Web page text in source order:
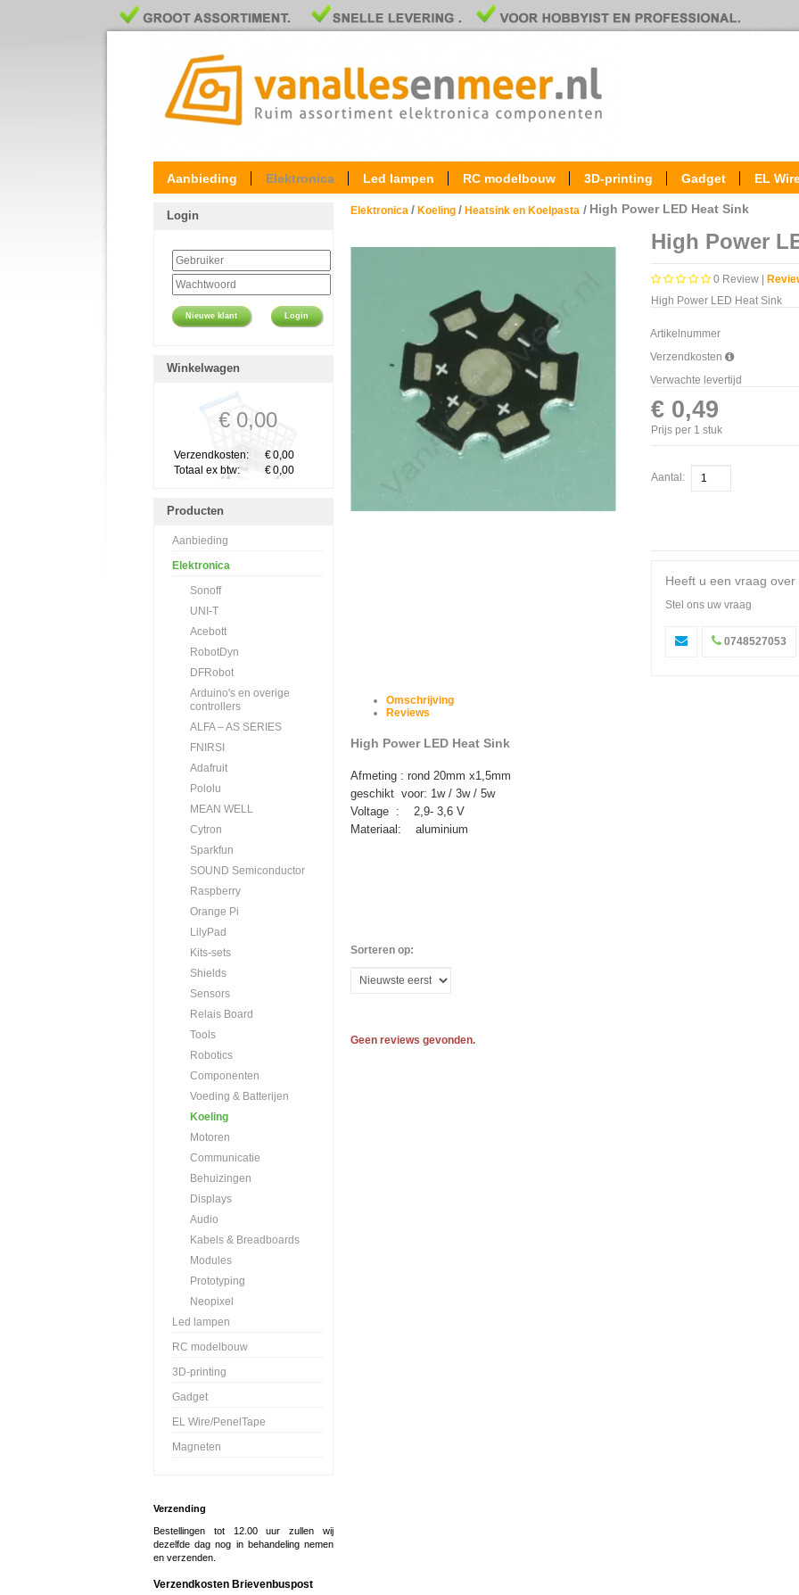
Aanbieding Elektronica Led lampen RC modelbouw 3D-printing Gadget EL
Login
Nieuwe klant Login
Winkelwagen
€ 0,00
Verzendkosten: €0,00
Totaal ex btw:
€0,00
Producten
Aanbieding
Elektronica
Sonoff
UNI-T
Acebott
RobotDyn
DFRobot
Arduino's en overige
controllers
ALFA – AS SERIES
FNIRSI
Adafruit
Pololu
MEAN WELL
Cytron
Sparkfun
SOUND Semiconductor
Raspberry
Orange Pi
LilyPad
Kits-sets
Shields
Sensors
Relais Board
Tools
Robotics
Componenten
Voeding & Batterijen
Koeling
Motoren
Communicatie
Behuizingen
Displays
Audio
Kabels & Breadboards
Modules
Prototyping
Neopixel
Led lampen
RC modelbouw
3D-printing
Gadget
EL Wire/PenelTape
Magneten
Verzending
Bestellingen tot 12.00 uur zullen wij
dezelfde dag nog in behandeling nemen
en verzenden.
Verzendkosten Brievenbuspost
Elektronica / Koeling / Heatsink en Koelpasta / High Power LED Heat Sink
High Power
0 Review |
High Power LED Heat Sink
Artikelnummer
Verzendkosten
Verwachte levertijd
€ 0,49
Prijs per 1 stuk
Aantal:
Heeft u een vraag
Stel ons uw vraag
0748527053
Omschrijving
Reviews
High Power LED Heat Sink
Afmeting : rond 20mm x1,5mm
geschikt voor: 1w / 3w / 5w
Voltage : 2,9- 3,6 V
Materiaal: aluminium
Sorteren op:
Geen reviews gevonden.